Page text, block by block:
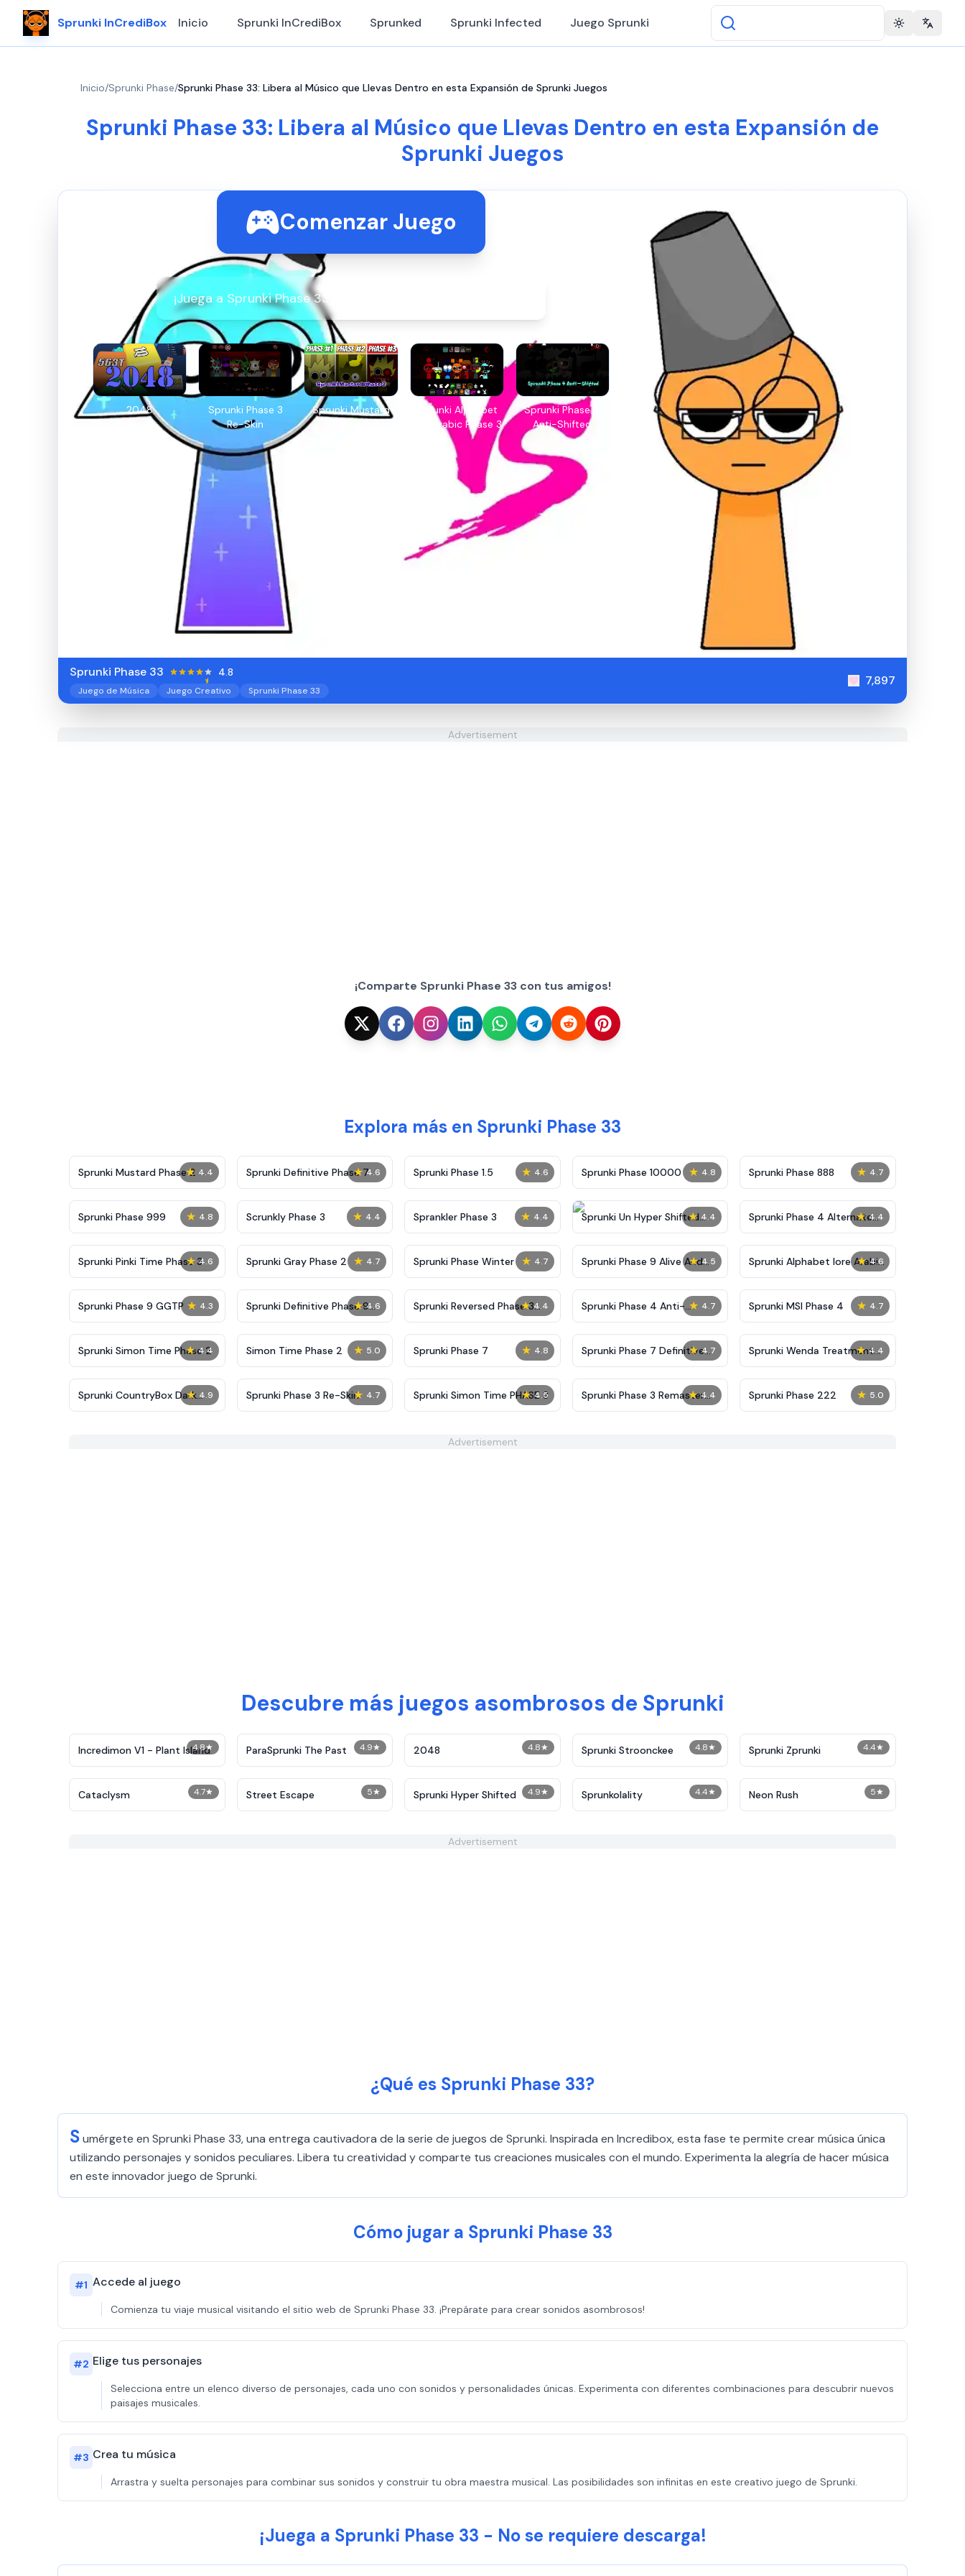
Sprunki InCrediBox Inicio Sprunki InCrediBox Sprunked Sprunki Infected Juego Sprunki Toggle theme
Inicio/Sprunki Phase/Sprunki Phase 33: Libera al Músico que Llevas Dentro en esta Expansión de Sprunki Juegos
Sprunki Phase 33: Libera al Músico que Llevas Dentro en esta Expansión de
Sprunki Juegos
Comenzar Juego
¡Juega a Sprunki Phase 33 ahora! No se necesita descargar.
2048
Sprunki Phase 3
Re-Skin
Sprunki Mustard
Sprunki Alphabet
lore Arabic Phase 3
Sprunki Phase 4
Anti-Shifted
Sprunki Phase 33 4.8
Juego de Música Juego Creativo Sprunki Phase 33
7,897
Advertisement
¡Comparte Sprunki Phase 33 con tus amigos!
Explora más en Sprunki Phase 33
★ 4.4
Sprunki Mustard Phase 2 ★ 4.6
Sprunki Definitive Phase 7 ★ 4.6
Sprunki Phase 1.5 ★ 4.8
Sprunki Phase 10000 ★ 4.7
Sprunki Phase 888
★ 4.8
Sprunki Phase 999 ★ 4.4
Scrunkly Phase 3 ★ 4.4
Sprankler Phase 3 ★ 4.4
Sprunki Un Hyper Shifted
Phase 4
★ 4.4
Sprunki Phase 4 Alternate
Edition
★ 4.6
Sprunki Pinki Time Phase 3 ★ 4.7
Sprunki Gray Phase 2 ★ 4.7
Sprunki Phase Winter ★ 4.5
Sprunki Phase 9 Alive And
Malediction
★ 4.6
Sprunki Alphabet lore Arabic
Phase 3
★ 4.3
Sprunki Phase 9 GGTP ★ 4.6
Sprunki Definitive Phase 9
New
★ 4.4
Sprunki Reversed Phase 3
Definitive
★ 4.7
Sprunki Phase 4 Anti-
Shifted
★ 4.7
Sprunki MSI Phase 4
★ 4.4
Sprunki Simon Time Phase 2 ★ 5.0
Simon Time Phase 2 ★ 4.8
Sprunki Phase 7 ★ 4.7
Sprunki Phase 7 Definitive
(Fanmade)
★ 4.4
Sprunki Wenda Treatment
Phase 40
★ 4.9
Sprunki CountryBox Dark
Phase
★ 4.7
Sprunki Phase 3 Re-Skin ★ 4.5
Sprunki Simon Time PHASE 3 ★ 4.4
Sprunki Phase 3 Remaster
But More Sprunkified
★ 5.0
Sprunki Phase 222
Advertisement
Descubre más juegos asombrosos de Sprunki
4.8★
Incredimon V1 - Plant Island 4.9★
ParaSprunki The Past 4.8★
2048 4.8★
Sprunki Stroonckee 4.4★
Sprunki Zprunki
4.7★
Cataclysm 5★
Street Escape 4.9★
Sprunki Hyper Shifted 4.4★
Sprunkolality 5★
Neon Rush
Advertisement
¿Qué es Sprunki Phase 33?
Sumérgete en Sprunki Phase 33, una entrega cautivadora de la serie de juegos de Sprunki. Inspirada en Incredibox, esta fase te permite crear música única
utilizando personajes y sonidos peculiares. Libera tu creatividad y comparte tus creaciones musicales con el mundo. Experimenta la alegría de hacer música
en este innovador juego de Sprunki.
Cómo jugar a Sprunki Phase 33
#1 Accede al juego
Comienza tu viaje musical visitando el sitio web de Sprunki Phase 33. ¡Prepárate para crear sonidos asombrosos!
#2 Elige tus personajes
Selecciona entre un elenco diverso de personajes, cada uno con sonidos y personalidades únicas. Experimenta con diferentes combinaciones para descubrir nuevos
paisajes musicales.
#3 Crea tu música
Arrastra y suelta personajes para combinar sus sonidos y construir tu obra maestra musical. Las posibilidades son infinitas en este creativo juego de Sprunki.
¡Juega a Sprunki Phase 33 - No se requiere descarga!